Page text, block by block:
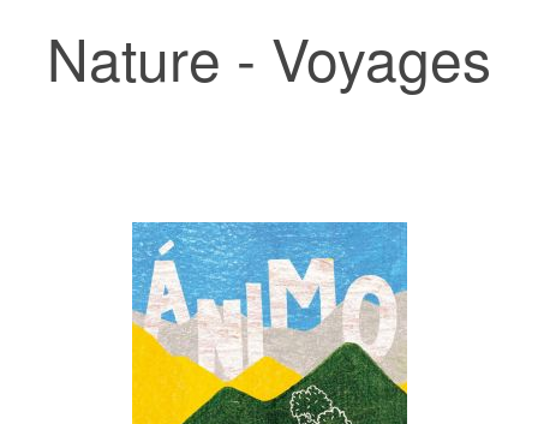
Nature - Voyages